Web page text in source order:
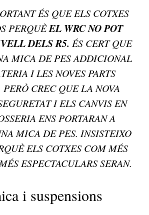
ÉS QUE ELS COTXES
PERQUÈEL WRC NO POT
DELS R5. ÉS CERT QUE
MICA DE PES ADDICIONAL
I LES NOVES PARTS
CREC QUE LA NOVA
I ELS CANVIS EN
ENS PORTARAN A
MICA DE PES. INSISTEIXO
ELS COTXES COM MÉS
ESPECTACULARS SERAN.
i suspensions